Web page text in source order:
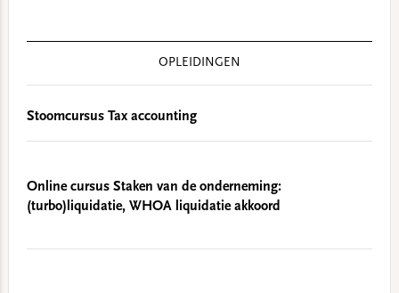
OPLEIDINGEN
Stoomcursus Tax accounting
Online cursus Staken van de onderneming:
(turbo)liquidatie, WHOA liquidatie akkoord